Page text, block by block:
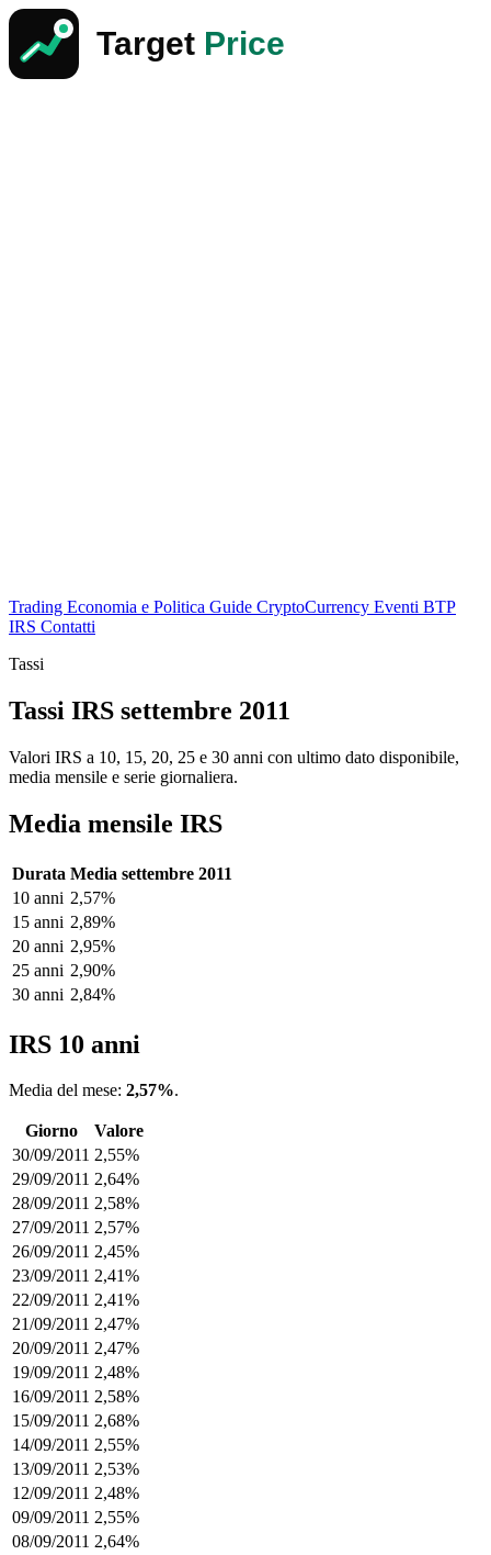
Trading Economia e Politica Guide CryptoCurrency Eventi BTP
IRS Contatti
Tassi
Tassi IRS settembre 2011
Valori IRS a 10, 15, 20, 25 e 30 anni con ultimo dato disponibile,
media mensile e serie giornaliera.
Media mensile IRS
Durata Media settembre 2011
10 anni 2,57%
15 anni 2,89%
20 anni 2,95%
25 anni 2,90%
30 anni 2,84%
IRS 10 anni
Media del mese: 2,57%.
Giorno
Valore
30/09/2011 2,55%
29/09/2011 2,64%
28/09/2011 2,58%
27/09/2011 2,57%
26/09/2011 2,45%
23/09/2011 2,41%
22/09/2011 2,41%
21/09/2011 2,47%
20/09/2011 2,47%
19/09/2011 2,48%
16/09/2011 2,58%
15/09/2011 2,68%
14/09/2011 2,55%
13/09/2011 2,53%
12/09/2011 2,48%
09/09/2011 2,55%
08/09/2011 2,64%